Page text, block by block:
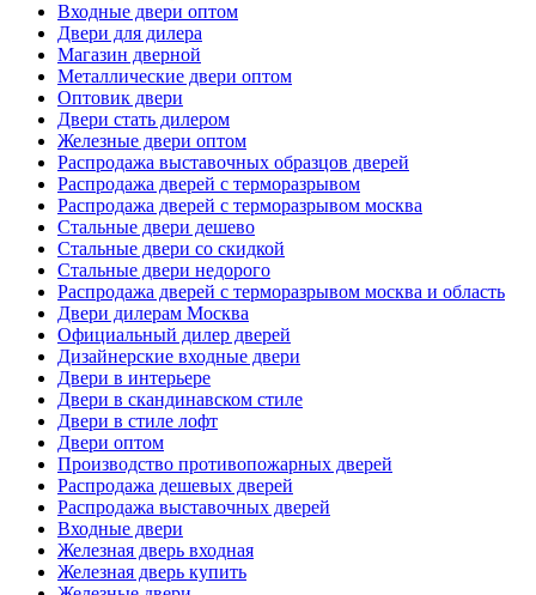
Входные двери оптом
Двери для дилера
Магазин дверной
Металлические двери оптом
Оптовик двери
Двери стать дилером
Железные двери оптом
Распродажа выставочных образцов дверей
Распродажа дверей с терморазрывом
Распродажа дверей с терморазрывом москва
Стальные двери дешево
Стальные двери со скидкой
Стальные двери недорого
Распродажа дверей с терморазрывом москва и область
Двери дилерам Москва
Официальный дилер дверей
Дизайнерские входные двери
Двери в интерьере
Двери в скандинавском стиле
Двери в стиле лофт
Двери оптом
Производство противопожарных дверей
Распродажа дешевых дверей
Распродажа выставочных дверей
Входные двери
Железная дверь входная
Железная дверь купить